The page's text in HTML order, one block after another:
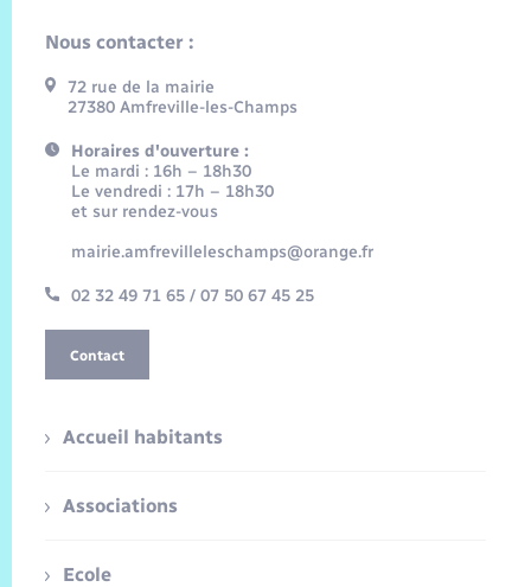
Nous contacter :
72 rue de la mairie
27380 Amfreville-les-Champs
Horaires d'ouverture :
Le mardi : 16h – 18h30
Le vendredi : 17h – 18h30
et sur rendez-vous
mairie.amfrevilleleschamps@orange.fr
02 32 49 71 65 / 07 50 67 45 25
Contact
Accueil habitants
Associations
Ecole